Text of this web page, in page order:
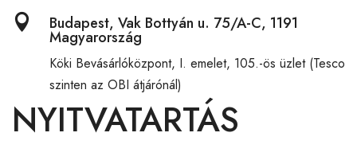
 Budapest, Vak Bottyán u. 75/A-C, 1191
Magyarország
Köki Bevásárlóközpont, I. emelet, 105.-ös üzlet (Tesco
szinten az OBI átjárónál)
NYITVATARTÁS